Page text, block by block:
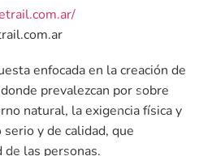
enfocada en la creación de
prevalezcan por sobre
natural, la exigencia física y
y de calidad, que
las personas.